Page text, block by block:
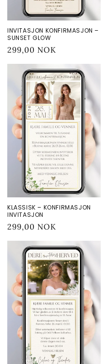
INVITASJON KONFIRMASJON –
SUNSET GLOW
Vanlig
299,00 NOK
KLASSISK – KONFIRMASJON
INVITASJON
Vanlig
299,00 NOK